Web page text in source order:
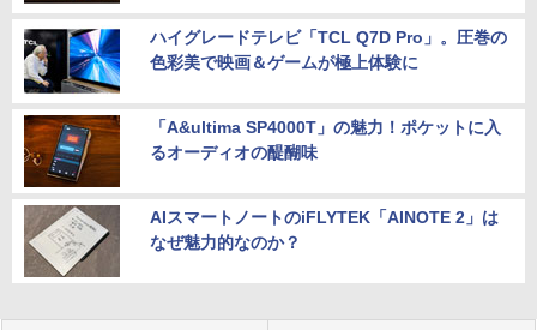
ハイグレードテレビ「TCL Q7D Pro」。圧巻の
色彩美で映画＆ゲームが極上体験に
「A&ultima SP4000T」の魅力！ポケットに入
るオーディオの醍醐味
AIスマートノートのiFLYTEK「AINOTE 2」は
なぜ魅力的なのか？